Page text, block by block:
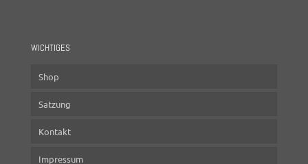
WICHTIGES
Shop
Satzung
Kontakt
Impressum